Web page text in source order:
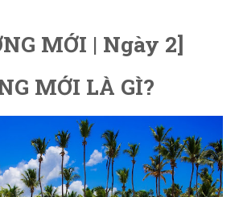
MỚI | Ngày 2]
MỚI LÀ GÌ?